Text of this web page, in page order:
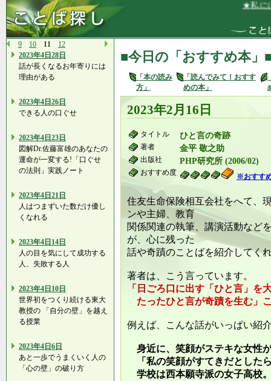
★私には、
9 10 11
12
2023年4日28日
話が長くなるお年寄りには
理由がある
2023年4日26日
できる人の口ぐせ
2023年4日23日
図解Dr.佐藤富雄のあなたの
運命が一変する!「口ぐせ
の法則」実践ノート
2023年4日21日
人はつまずいた数だけ優し
くなれる
2023年4日14日
人の目を気にして成功する
人、失敗する人
2023年4日10日
世界初をつくり続ける東大
教授の 「自分の壁」を越え
る授業
2023年4日6日
あと一歩でうまくいく人の
「心の壁」の破り方
■今日の「おすすめ本」
「本の読み
方」
「読んでみて！おすす
めの本」
2023年2月16日
タイトル ひと言の奇跡
著者 金平 敬之助
出版社 PHP研究所 (2006/02)
おすすめ度 ※おすす
住友生命保険相互会社をへて、
ンや主婦、教育
関係関連の執筆、講演活動など
が、心に残った
話や奇蹟のことばを紹介してく
著者は、こう言っています。
「日ごろ口に出す「ひと言」を
たったひと言が奇蹟を生む」
例えば、こんな話がいっぱい紹
身近に、笑顔がステキな女性
「私の笑顔がすてきだとした
学校は西本願寺派の女子高校